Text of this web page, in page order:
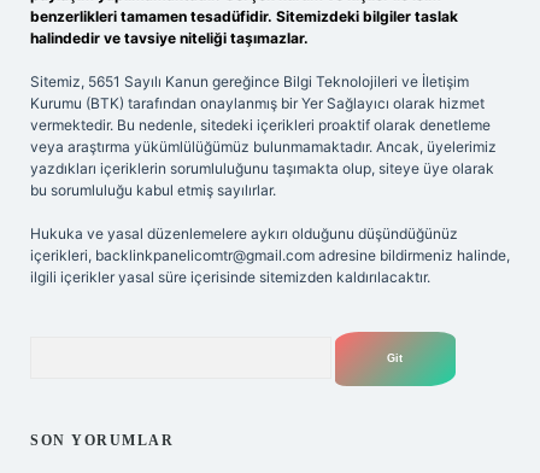
benzerlikleri tamamen tesadüfidir. Sitemizdeki bilgiler taslak
halindedir ve tavsiye niteliği taşımazlar.
Sitemiz, 5651 Sayılı Kanun gereğince Bilgi Teknolojileri ve İletişim
Kurumu (BTK) tarafından onaylanmış bir Yer Sağlayıcı olarak hizmet
vermektedir. Bu nedenle, sitedeki içerikleri proaktif olarak denetleme
veya araştırma yükümlülüğümüz bulunmamaktadır. Ancak, üyelerimiz
yazdıkları içeriklerin sorumluluğunu taşımakta olup, siteye üye olarak
bu sorumluluğu kabul etmiş sayılırlar.
Hukuka ve yasal düzenlemelere aykırı olduğunu düşündüğünüz
içerikleri, backlinkpanelicomtr@gmail.com adresine bildirmeniz halinde,
ilgili içerikler yasal süre içerisinde sitemizden kaldırılacaktır.
SON YORUMLAR